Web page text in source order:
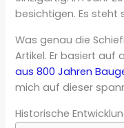
besichtigen. Es steht
Was genau die
Artikel. Er basiert auf
aus 800 Jahren
mich auf dieser
Historische